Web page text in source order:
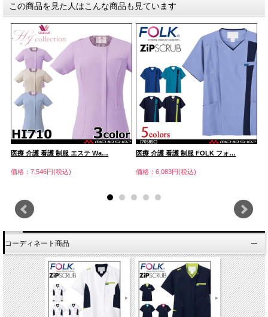
この商品を見た人はこんな商品も見ています
医療 介護 看護 制服 エステ Wa…
価格：7,546円(税込)
医療 介護 看護 制服 FOLK フォ…
価格：6,083円(税込)
コーディネート商品